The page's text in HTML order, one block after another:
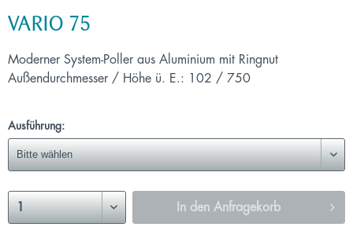
VARIO 75
Moderner System-Poller aus Aluminium mit Ringnut
Außendurchmesser / Höhe ü. E.: 102 / 750
Ausführung:
In den Anfragekorb